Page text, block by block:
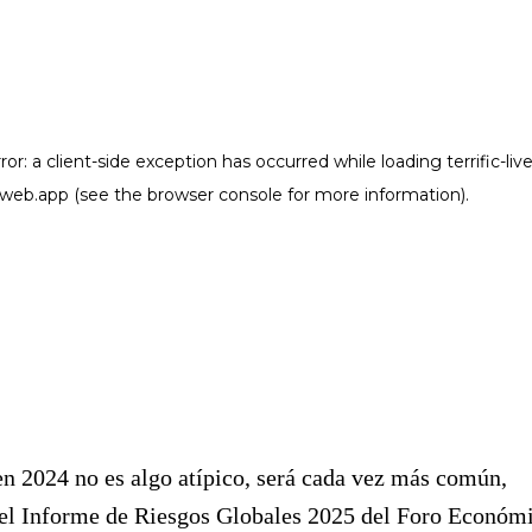
2024 no es algo atípico, será cada vez más común,
Informe de Riesgos Globales 2025 del Foro